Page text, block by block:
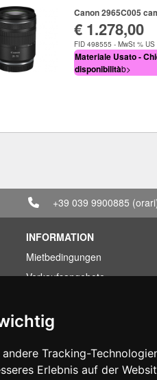
Tracking-
Erlebnis auf der
Canon 2965C005
€ 1.278,00
FID 498555 - MwSt % US
Materiale Usato -
disponibilitàb>
+39 039 9900885
INFORMATION
Mietbedingungen
Verkaufsangebote
Billiger gefunden?
Gebrauchtartikel